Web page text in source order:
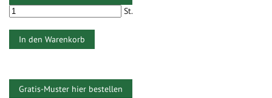
St.
In den Warenkorb
Gratis-Muster hier bestellen